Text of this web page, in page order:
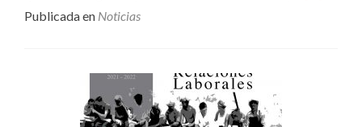
Publicada en Noticias